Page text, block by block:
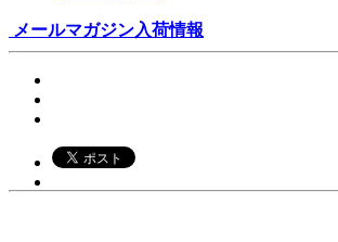
メールマガジン入荷情報